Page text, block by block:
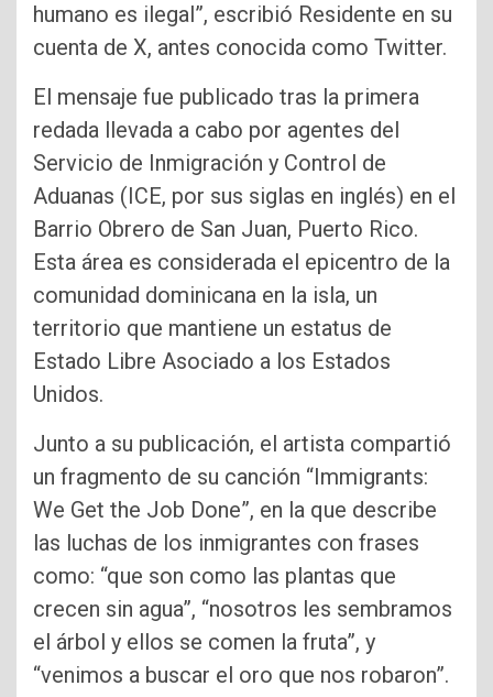
humano es ilegal”, escribió Residente en su
cuenta de X, antes conocida como Twitter.
El mensaje fue publicado tras la primera
redada llevada a cabo por agentes del
Servicio de Inmigración y Control de
Aduanas (ICE, por sus siglas en inglés) en el
Barrio Obrero de San Juan, Puerto Rico.
Esta área es considerada el epicentro de la
comunidad dominicana en la isla, un
territorio que mantiene un estatus de
Estado Libre Asociado a los Estados
Unidos.
Junto a su publicación, el artista compartió
un fragmento de su canción “Immigrants:
We Get the Job Done”, en la que describe
las luchas de los inmigrantes con frases
como: “que son como las plantas que
crecen sin agua”, “nosotros les sembramos
el árbol y ellos se comen la fruta”, y
“venimos a buscar el oro que nos robaron”.